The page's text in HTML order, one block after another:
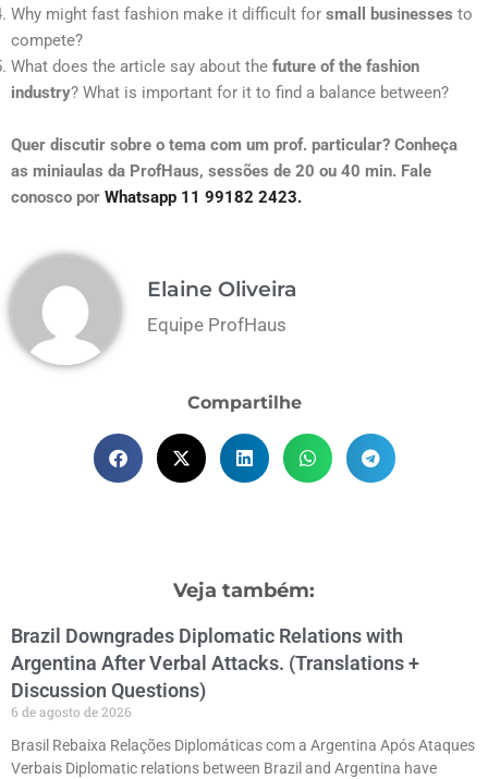
Why might fast fashion make it difficult for small businesses to
compete?
What does the article say about the future of the fashion
industry? What is important for it to find a balance between?
Quer discutir sobre o tema com um prof. particular? Conheça
as miniaulas da ProfHaus, sessões de 20 ou 40 min. Fale
conosco por Whatsapp 11 99182 2423.
Elaine Oliveira
Equipe ProfHaus
Compartilhe
Veja também:
Brazil Downgrades Diplomatic Relations with
Argentina After Verbal Attacks. (Translations +
Discussion Questions)
6 de agosto de 2026
Brasil Rebaixa Relações Diplomáticas com a Argentina Após Ataques
Verbais Diplomatic relations between Brazil and Argentina have